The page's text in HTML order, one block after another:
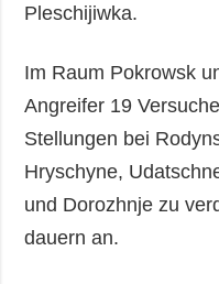
Pleschijiwka.
Im Raum Pokrowsk
Angreifer 19
Stellungen bei
Hryschyne,
und Dorozhnje zu
dauern an.